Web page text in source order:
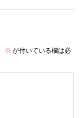
※ が付いている欄は必